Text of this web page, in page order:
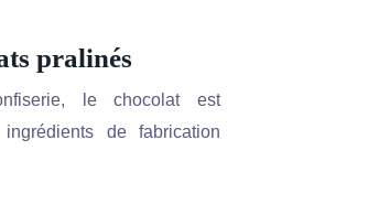
pralinés
le chocolat est
de fabrication